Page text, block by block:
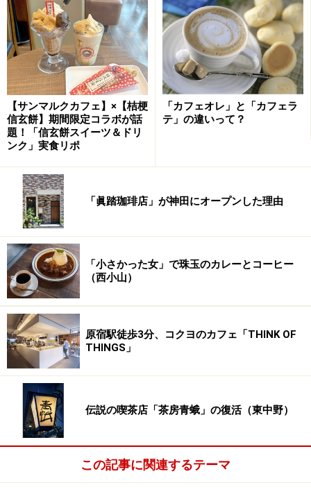
【サンマルクカフェ】×【桔梗
信玄餅】期間限定コラボが話
題！「信玄餅スイーツ＆ドリ
ンク」実食リポ
「カフェオレ」と「カフェラ
テ」の違いって？
「眞踏珈琲店」が神田にオープンした理由
「小さかった女」で珠玉のカレーとコーヒー
（西小山）
原宿駅徒歩3分、コクヨのカフェ「THINK OF
THINGS」
伝説の喫茶店「茶房青蛾」の復活（東中野）
この記事に関連するテーマ